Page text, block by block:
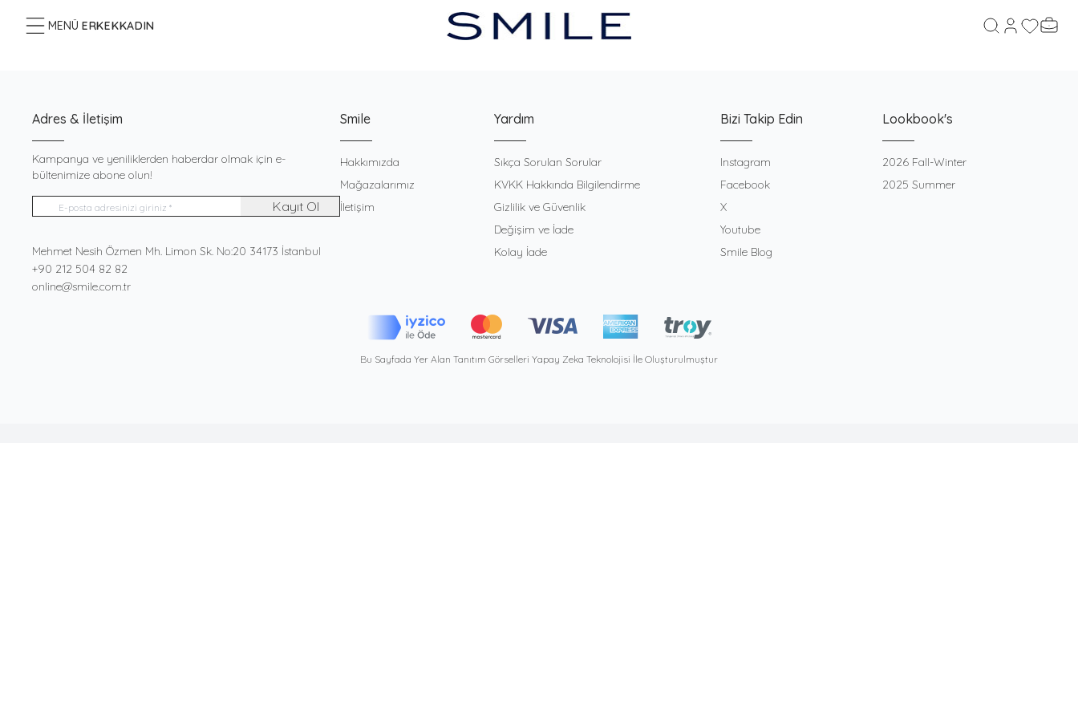
MENÜ ERKEKKADIN
Hesabım
Favorilerim
Adres & İletişim
Kampanya ve yeniliklerden haberdar olmak için e-
bültenimize abone olun!
Kayıt Ol
Adres
Mehmet Nesih Özmen Mh. Limon Sk. No:20 34173 İstanbul
Telefon
+90 212 504 82 82
E-Posta
online@smile.com.tr
Smile
Hakkımızda
Mağazalarımız
İletişim
Yardım
Sıkça Sorulan Sorular
KVKK Hakkında Bilgilendirme
Gizlilik ve Güvenlik
Değişim ve İade
Kolay İade
Bizi Takip Edin
Instagram
Facebook
X
Youtube
Smile Blog
Lookbook's
2026 Fall-Winter
2025 Summer
Bu Sayfada Yer Alan Tanıtım Görselleri Yapay Zeka Teknolojisi İle Oluşturulmuştur